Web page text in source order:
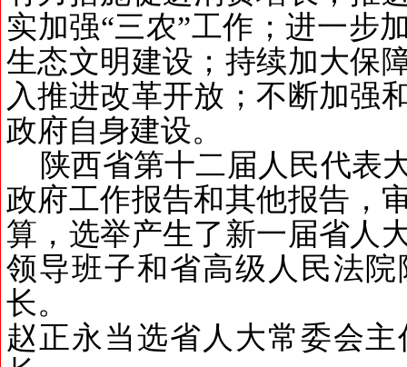
实加强“三农”工作；进一步
生态文明建设；持续加大保
入推进改革开放；不断加强
政府自身建设。
陕西省第十二届人民代表
政府工作报告和其他报告，
算，选举产生了新一届省人
领导班子和省高级人民法院
长。
赵正永当选省人大常委会主